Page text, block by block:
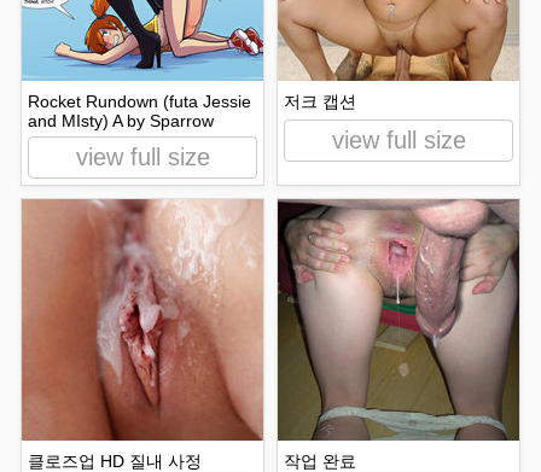
Rocket Rundown (futa Jessie
and MIsty) A by Sparrow
view full size
저크 캡션
view full size
클로즈업 HD 질내 사정 작업 완료